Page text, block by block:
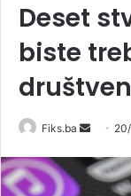
Deset
biste
Fiks.ba
Send
email